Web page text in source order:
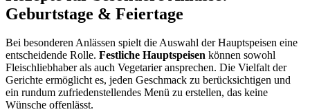
Geburtstage & Feiertage
Bei besonderen Anlässen spielt die Auswahl der Hauptspeisen eine
entscheidende Rolle. Festliche Hauptspeisen können sowohl
Fleischliebhaber als auch Vegetarier ansprechen. Die Vielfalt der
Gerichte ermöglicht es, jeden Geschmack zu berücksichtigen und
ein rundum zufriedenstellendes Menü zu erstellen, das keine
Wünsche offenlässt.